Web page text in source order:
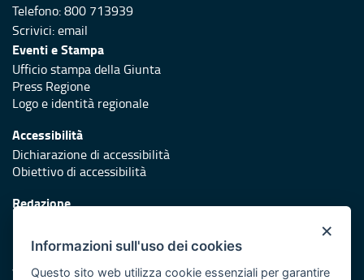
Telefono: 800 713939
Scrivici:email
Eventi e Stampa
Ufficio stampa della Giunta
Press Regione
Logo e identità regionale
Accessibilità
Dichiarazione di accessibilità
Obiettivo di accessibilità
Redazione
Protezione civile
Vai al sito di Protezione Civile Puglia
×
Informazioni sull'uso dei cookies
Questo sito web utilizza cookie essenziali per garantire